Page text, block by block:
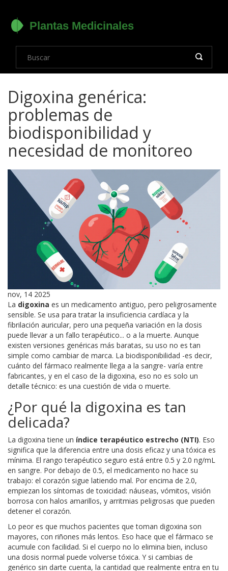
Digoxina genérica:
problemas de
biodisponibilidad y
necesidad de monitoreo
nov, 14 2025
La digoxina es un medicamento antiguo, pero peligrosamente
sensible. Se usa para tratar la insuficiencia cardíaca y la
fibrilación auricular, pero una pequeña variación en la dosis
puede llevar a un fallo terapéutico... o a la muerte. Aunque
existen versiones genéricas más baratas, su uso no es tan
simple como cambiar de marca. La biodisponibilidad -es decir,
cuánto del fármaco realmente llega a la sangre- varía entre
fabricantes, y en el caso de la digoxina, eso no es solo un
detalle técnico: es una cuestión de vida o muerte.
¿Por qué la digoxina es tan
delicada?
La digoxina tiene un índice terapéutico estrecho (NTI). Eso
significa que la diferencia entre una dosis eficaz y una tóxica es
mínima. El rango terapéutico seguro está entre 0.5 y 2.0 ng/mL
en sangre. Por debajo de 0.5, el medicamento no hace su
trabajo: el corazón sigue latiendo mal. Por encima de 2.0,
empiezan los síntomas de toxicidad: náuseas, vómitos, visión
borrosa con halos amarillos, y arritmias peligrosas que pueden
detener el corazón.
Lo peor es que muchos pacientes que toman digoxina son
mayores, con riñones más lentos. Eso hace que el fármaco se
acumule con facilidad. Si el cuerpo no lo elimina bien, incluso
una dosis normal puede volverse tóxica. Y si cambias de
genérico sin darte cuenta, la cantidad que realmente entra en tu